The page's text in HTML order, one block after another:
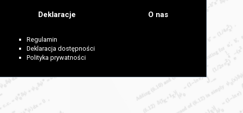
Deklaracje
Regulamin
Deklaracja dostępności
Polityka prywatności
O nas